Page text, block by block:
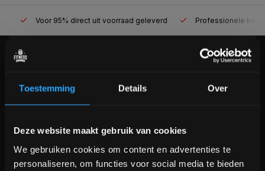
Toestemming Details Over
Deze website maakt gebruik van cookies
We gebruiken cookies om content en advertenties te
personaliseren, om functies voor social media te bieden
Voor 95% direct uit voorraad geleverd Professionele
KLANTENSERVICE
+31 (0)24 645 1309
Bam! 5% korting op je volgende